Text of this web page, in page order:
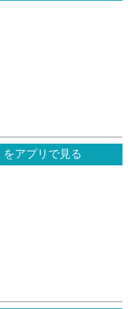
をアプリで見る